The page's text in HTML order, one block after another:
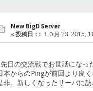
New BigD Server
« 投稿日：: １０月 23, 2015,
先日の交流戦でお世話になっ
本からのPingが前回より良く
非、新しくなったサーバに訪